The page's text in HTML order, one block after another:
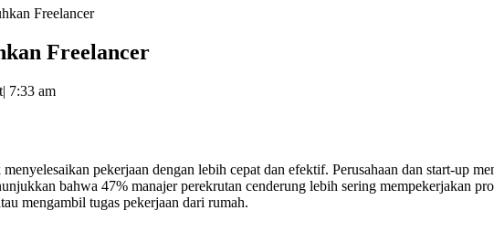
Freelancer
Freelancer
| 7:33 am
pekerjaan dengan lebih cepat dan efektif. Perusahaan dan start-up
bahwa 47% manajer perekrutan cenderung lebih sering mempekerjakan
mengambil tugas pekerjaan dari rumah.